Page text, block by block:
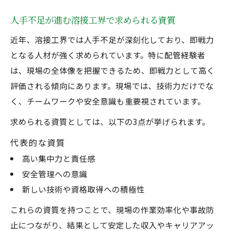
人手不足が進む溶接工界で求められる資質
近年、溶接工界では人手不足が深刻化しており、即戦力
となる人材が強く求められています。特に配管経験者
は、現場の全体像を把握できるため、即戦力として高く
評価される傾向にあります。現場では、技術力だけでな
く、チームワークや安全意識も重要視されています。
求められる資質としては、以下の3点が挙げられます。
代表的な資質
高い集中力と責任感
安全管理への意識
新しい技術や資格取得への積極性
これらの資質を持つことで、現場の作業効率化や事故防
止につながり、結果として安定した収入やキャリアアッ